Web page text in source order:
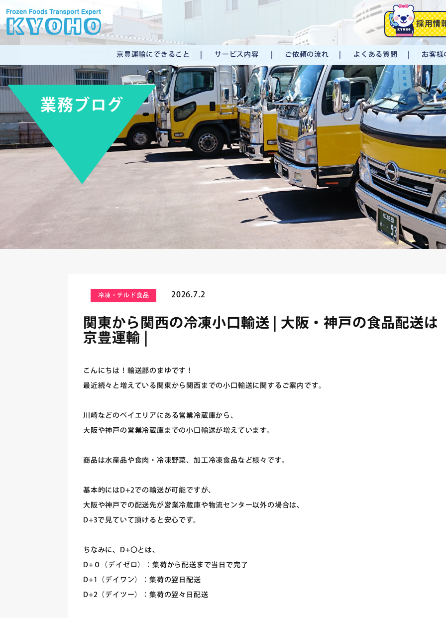
採用情
京豊運輸にできること サービス内容 ご依頼の流れ よくある質問 お客様
業務ブログ
冷凍・チルド食品 2026.7.2
関東から関西の冷凍小口輸送 | 大阪・神戸の食品配送は
京豊運輸 |
こんにちは！輸送部のまゆです！
最近続々と増えている関東から関西までの小口輸送に関するご案内です。
川崎などのベイエリアにある営業冷蔵庫から、
大阪や神戸の営業冷蔵庫までの小口輸送が増えています。
商品は水産品や食肉・冷凍野菜、加工冷凍食品など様々です。
基本的にはD+2での輸送が可能ですが、
大阪や神戸での配送先が営業冷蔵庫や物流センター以外の場合は、
D+3で見ていて頂けると安心です。
ちなみに、D+〇とは、
D+０（デイゼロ）：集荷から配送まで当日で完了
D+1（デイワン）：集荷の翌日配送
D+2（デイツー）：集荷の翌々日配送